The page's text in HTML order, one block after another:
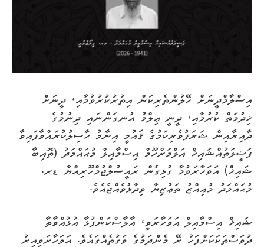
އިސްލާމްދީނަށް ހޭލުންތެރިކަން އިތުރުކުރުވުމާއި، ދީނަށް
ޚިދުމަތް ކުރުމާއި، ދީނީ ޢިލްމު އުނގަންނައި ދިނުމުގެ
ދާއިރާއިން ޝަރަފުވެރިކަމުގެ ޤައުމީ އިނާމު ޙާސިލުކުރައްވާފައިވާ
ފަޟީލަތުއްޝައިޚް އަލްމަރްހޫމް އިސްމާއިލް މުޙައްމަދު (ތޮއިބާ
ޝައިޚް) އަވަހާރަވުމާ ގުޅިގެން ރައީސުލްޖުމްހޫރިއްޔާ ޑރ.
މުޙައްމަދު މުޢިއްޒު ތަޢުޒިޔާ ވިދާޅުވެއްޖެއެވެ.
ޝައިޚް އިސްމާއިލް އަވަހާރަވީ، އާލާސްކަންފުޅާ އުޅުއްވާތާ
ދުވަސްތަކަކަށްފަހު ރޭ މެންދަމުގެ ވަގުތެއްގައެވެ. އަވަހާރަވިއިރު